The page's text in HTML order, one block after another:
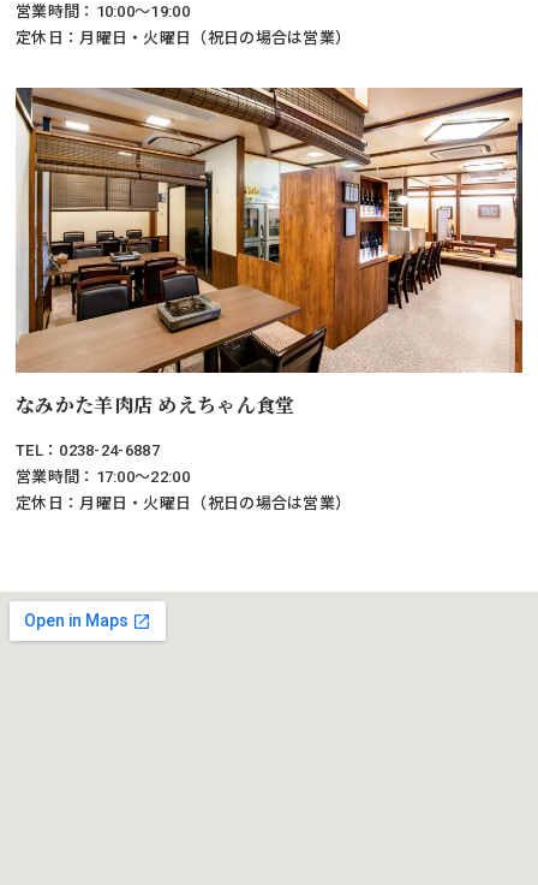
営業時間：10:00～19:00
定休日：月曜日・火曜日（祝日の場合は営業）
なみかた羊肉店 めえちゃん食堂
TEL：0238-24-6887
営業時間：17:00～22:00
定休日：月曜日・火曜日（祝日の場合は営業）